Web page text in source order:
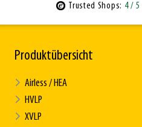
Trusted Shops: 4/ 5
Produktübersicht
Airless / HEA
HVLP
XVLP